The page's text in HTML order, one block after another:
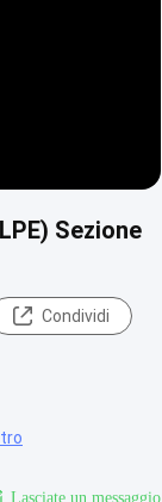
Sezione
Condividi
Lasciate un messaggio